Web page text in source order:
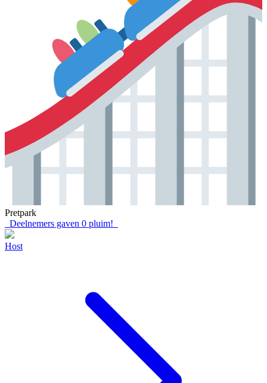
Pretpark
Deelnemers gaven 0 pluim!
Host